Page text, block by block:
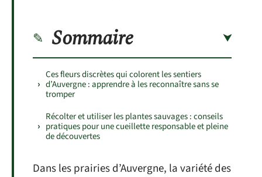
Sommaire
Ces fleurs discrètes qui colorent les sentiers
d’Auvergne : apprendre à les reconnaître sans se
tromper
Récolter et utiliser les plantes sauvages : conseils
pratiques pour une cueillette responsable et pleine
de découvertes
Dans les prairies d’Auvergne, la variété des